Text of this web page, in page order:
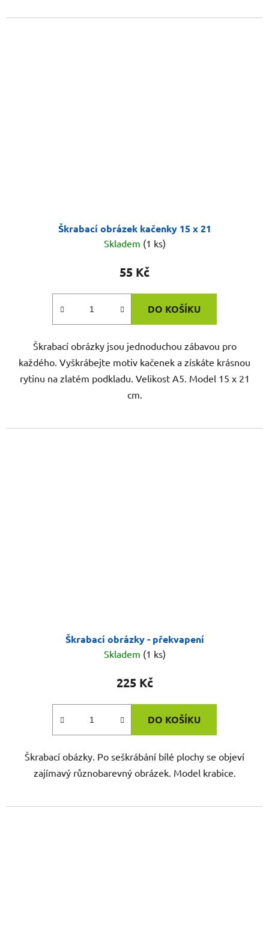
Škrabací obrázek kačenky 15 x 21
Skladem (1 ks)
55 Kč
DO KOŠÍKU
Škrabací obrázky jsou jednoduchou zábavou pro
každého. Vyškrábejte motiv kačenek a získáte krásnou
rytinu na zlatém podkladu. Velikost A5. Model 15 x 21
cm.
Škrabací obrázky - překvapení
Skladem (1 ks)
225 Kč
DO KOŠÍKU
Škrabací obázky. Po seškrábání bílé plochy se objeví
zajímavý různobarevný obrázek. Model krabice.